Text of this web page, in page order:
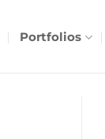
Portfolios